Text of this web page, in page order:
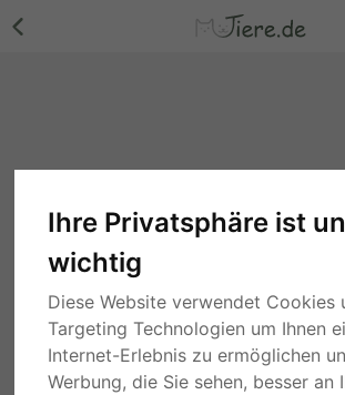
Ihre Privatsphäre ist
wichtig
Diese Website verwendet Cookies
Targeting Technologien um Ihnen
Internet-Erlebnis zu ermöglichen
Werbung, die Sie sehen, besser an